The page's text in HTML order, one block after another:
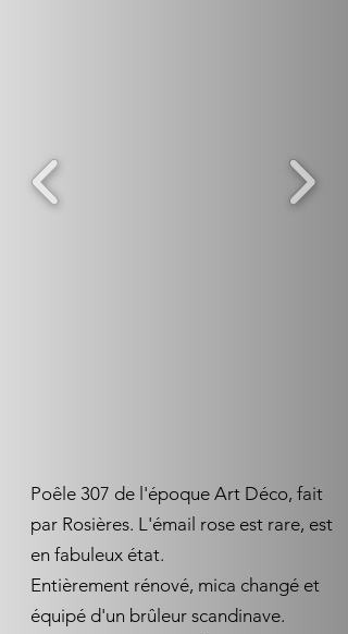
Poêle 307 de l'époque Art Déco, fait
par Rosières. L'émail rose est rare, est
en fabuleux état.
Entièrement rénové, mica changé et
équipé d'un brûleur scandinave.